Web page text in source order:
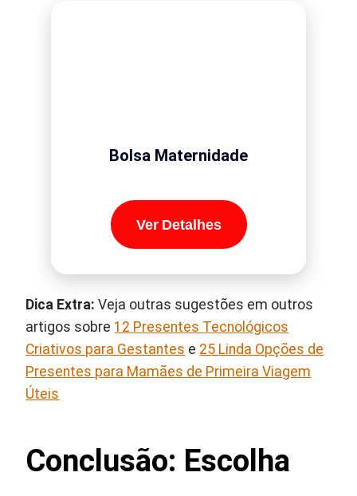
Bolsa Maternidade
Ver Detalhes
Dica Extra:Veja outras sugestões em outros
artigos sobre 12 Presentes Tecnológicos
Criativos para Gestantes e 25 Linda Opções de
Presentes para Mamães de Primeira Viagem
Úteis
Conclusão: Escolha